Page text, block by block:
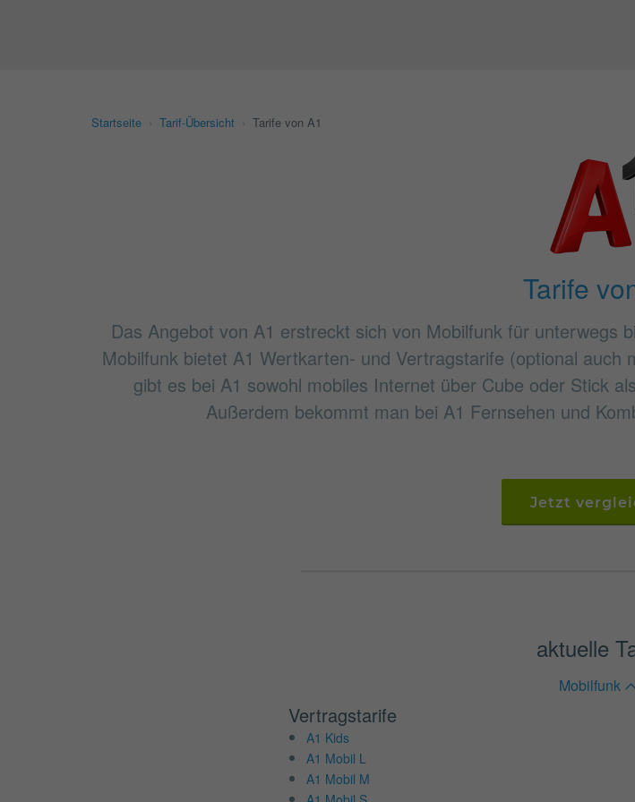
Startseite Tarif-Übersicht Tarife von A1
Tarife
Das Angebot von A1 erstreckt sich von Mobilfunk für unterwegs
Mobilfunk bietet A1 Wertkarten- und Vertragstarife (optional
gibt es bei A1 sowohl mobiles Internet über Cube oder Stick
Außerdem bekommt man bei A1 Fernsehen und
Jetzt
aktuelle
Mobilfunk
Vertragstarife
A1 Kids
A1 Mobil L
A1 Mobil M